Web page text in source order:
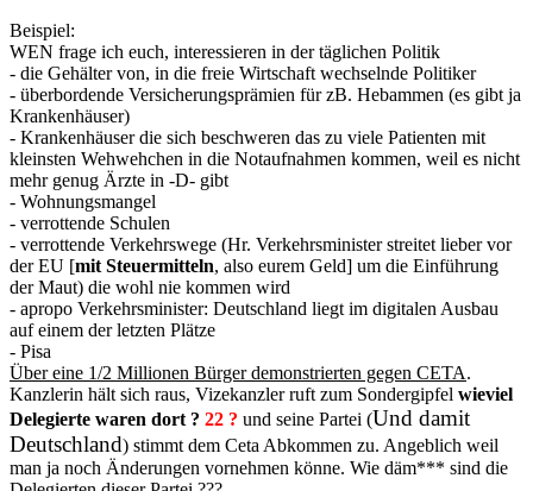
Beispiel:
WEN frage ich euch, interessieren in der täglichen Politik
- die Gehälter von, in die freie Wirtschaft wechselnde Politiker
- überbordende Versicherungsprämien für zB. Hebammen (es gibt ja
Krankenhäuser)
- Krankenhäuser die sich beschweren das zu viele Patienten mit
kleinsten Wehwehchen in die Notaufnahmen kommen, weil es nicht
mehr genug Ärzte in -D- gibt
- Wohnungsmangel
- verrottende Schulen
- verrottende Verkehrswege (Hr. Verkehrsminister streitet lieber vor
der EU [mit Steuermitteln, also eurem Geld] um die Einführung
der Maut) die wohl nie kommen wird
- apropo Verkehrsminister: Deutschland liegt im digitalen Ausbau
auf einem der letzten Plätze
- Pisa
Über eine 1/2 Millionen Bürger demonstrierten gegen CETA.
Kanzlerin hält sich raus, Vizekanzler ruft zum Sondergipfel wieviel
Delegierte waren dort ? 22 ? und seine Partei (Und damit
Deutschland) stimmt dem Ceta Abkommen zu. Angeblich weil
man ja noch Änderungen vornehmen könne. Wie däm*** sind die